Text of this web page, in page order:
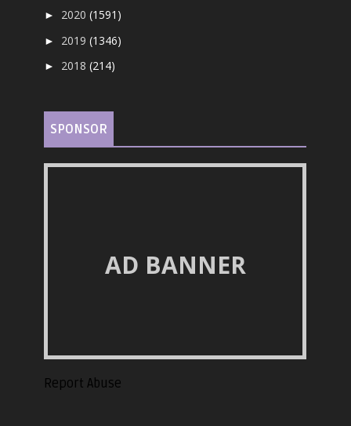
► 2020(1591)
► 2019(1346)
► 2018(214)
SPONSOR
AD BANNER
Report Abuse